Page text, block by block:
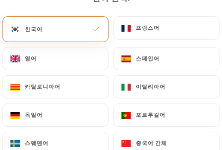
메뉴
한국어 프랑스어
영어 스페인어
카탈로니아어 이탈리아어
독일어 포르투갈어
스웨덴어 중국어 간체
홈 연락처
연락처
한국어 프랑스어
영어 스페인어
카탈로니아어 이탈리아어
독일어 포르투갈어
스웨덴어 중국어 간체